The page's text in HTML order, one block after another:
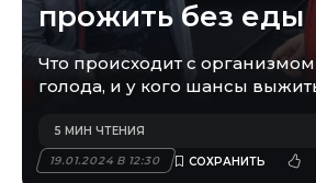
прожить без еды
Что происходит с
голода, и у кого шансы
19.01.2024 В 12:30
5 МИН ЧТЕНИЯ